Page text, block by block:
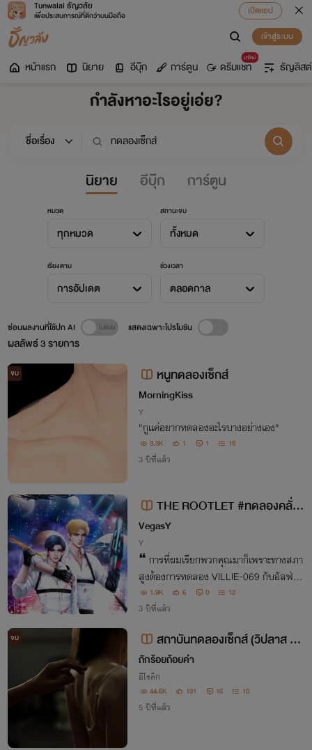
Tunwalai ธัญวลัย
เพื่อประสบการณ์ที่ดีกว่าบนมือถือ
เปิดแอป
เข้าสู่ระบบ
หน้าแรก นิยาย อีบุ๊ก การ์ตูน
มาใหม่
ดรีมแชท ธัญลิสต์
กำลังหาอะไรอยู่เอ่ย?
นิยาย อีบุ๊ก การ์ตูน
หมวด
ทุกหมวด
สถานะจบ
ทั้งหมด
เรียงตาม
การอัปเดต
ช่วงเวลา
ตลอดกาล
ผลลัพธ์3รายการ
ซ่อนผลงานที่ใช้ปก AI แสดงเฉพาะโปรโมชัน
จบ หนูทดลองเซ็กส์
MorningKiss
Y
"กูแค่อยากทดลองอะไรบางอย่างเอง"
3.3K 1 1 15
3 ปีที่แล้ว
THE ROOTLET #ทดลองคลั่ง
(รัก) (omegaverse)
VegasY
Y
❝ การที่ผมเรียกพวกคุณมาก็เพราะทางสภา
สูงต้องการทดลอง VILLIE-069 กับอัลฟ่าที่
มีร่างกายกำยำและแข็งแรงพอที่จะรองรับกา
รตั้งครรภ์ได้ ❞
1.9K 6 0 12
3 ปีที่แล้ว
จบ
สถาบันทดลองเซ็กส์ (วิปลาส N
C+) group sex 3p/4p
ถักร้อยถ้อยคำ
อีโรติก
44.6K 131 16 10
5 ปีที่แล้ว